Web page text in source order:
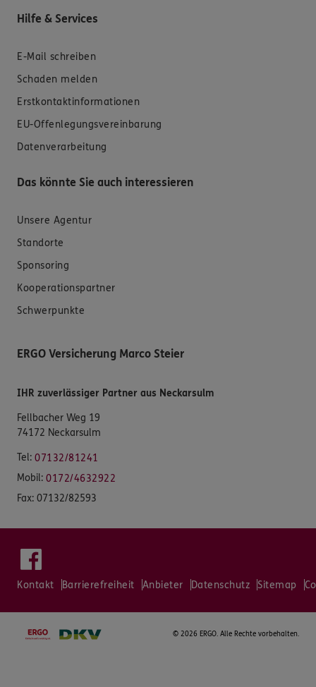
Hilfe & Services
E-Mail schreiben
Schaden melden
Erstkontaktinformationen
EU-Offenlegungsvereinbarung
Datenverarbeitung
Das könnte Sie auch interessieren
Unsere Agentur
Standorte
Sponsoring
Kooperationspartner
Schwerpunkte
ERGO Versicherung Marco Steier
IHR zuverlässiger Partner aus Neckarsulm
Fellbacher Weg 19
74172 Neckarsulm
Tel: 07132/81241
Mobil: 0172/4632922
Fax: 07132/82593
Kontakt Barrierefreiheit Anbieter Datenschutz Sitemap
© 2026 ERGO. Alle Rechte vorbehalten.